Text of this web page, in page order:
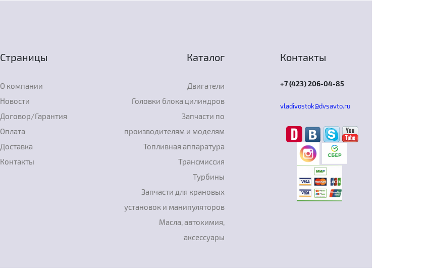
Страницы
О компании
Новости
Договор/Гарантия
Оплата
Доставка
Контакты
Каталог
Двигатели
Головки блока цилиндров
Запчасти по
производителям и моделям
Топливная аппаратура
Трансмиссия
Турбины
Запчасти для крановых
установок и манипуляторов
Масла, автохимия,
аксессуары
Контакты
+7 (423) 206-04-85
vladivostok@dvsavto.ru